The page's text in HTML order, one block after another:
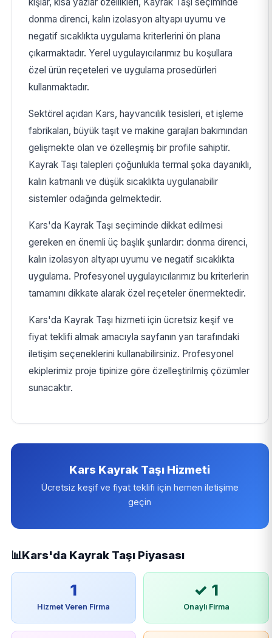
donma direnci, kalın izolasyon altyapı uyumu ve
negatif sıcaklıkta uygulama kriterlerini ön plana
çıkarmaktadır. Yerel uygulayıcılarımız bu koşullara
özel ürün reçeteleri ve uygulama prosedürleri
kullanmaktadır.
Sektörel açıdan Kars, hayvancılık tesisleri, et işleme
fabrikaları, büyük taşıt ve makine garajları bakımından
gelişmekte olan ve özelleşmiş bir profile sahiptir.
Kayrak Taşı talepleri çoğunlukla termal şoka dayanıklı,
kalın katmanlı ve düşük sıcaklıkta uygulanabilir
sistemler odağında gelmektedir.
Kars'da Kayrak Taşı seçiminde dikkat edilmesi
gereken en önemli üç başlık şunlardır: donma direnci,
kalın izolasyon altyapı uyumu ve negatif sıcaklıkta
uygulama. Profesyonel uygulayıcılarımız bu kriterlerin
tamamını dikkate alarak özel reçeteler önermektedir.
Kars'da Kayrak Taşı hizmeti için ücretsiz keşif ve
fiyat teklifi almak amacıyla sayfanın yan tarafındaki
iletişim seçeneklerini kullanabilirsiniz. Profesyonel
ekiplerimiz proje tipinize göre özelleştirilmiş çözümler
sunacaktır.
Kars Kayrak Taşı Hizmeti
Ücretsiz keşif ve fiyat teklifi için hemen iletişime
geçin
📊Kars'da Kayrak Taşı Piyasası
1
Hizmet Veren Firma
✓ 1
Onaylı Firma